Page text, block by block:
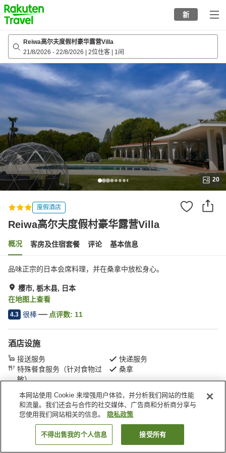
to
top
page
新
Reiwa高尔夫度假村豪华露营Villa
21/8/2026 - 22/8/2026 2位住客 1间
20
度假酒店
Reiwa高尔夫度假村豪华露营Villa
概况 客房及住宿套餐 评论 基本信息
品味正宗的日本会席料理，并在桑拿中放松身心。
樱市, 栃木县, 日本
在地图上查看
4.3 很棒 点评数: 11
酒店设施
接送服务
快递服务
特殊餐食服务（针对食物过
敏）
桑拿
首页 日本 栃木县 樱市 Reiwa高尔夫度假村豪华露营Villa
搜索客房
本网站使用 Cookie 来增强用户体验，并分析我们网站的性能
和流量。我们还会与合作的社交媒体、广告商和分析商分享与
您使用我们网站相关的信息。
隐私政策
不得出售我的个人信息 接受所有